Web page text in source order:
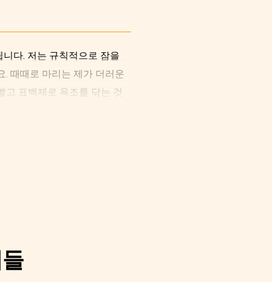
다. 저는 규칙적으로 잠을
. 때때로 마리는 제가 더러운
고 표백제로 욕조를 닦는 것